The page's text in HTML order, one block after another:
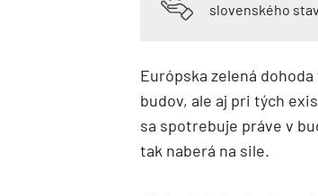
slovenského
Európska zelená
budov, ale aj pri tých
sa spotrebuje práve v
tak naberá na sile.